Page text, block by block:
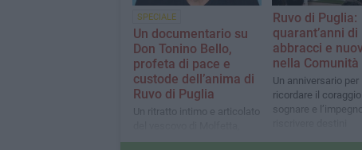
SPECIALE
Un documentario su
Don Tonino Bello,
profeta di pace e
custode dell’anima di
Ruvo di Puglia
Un ritratto intimo e articolato
Ruvo, Giovinazzo e Terlizzi
Ruvo di Puglia:
quarant’anni di
abbracci e
nella Comunità
Un anniversario per
ricordare il
sognare e